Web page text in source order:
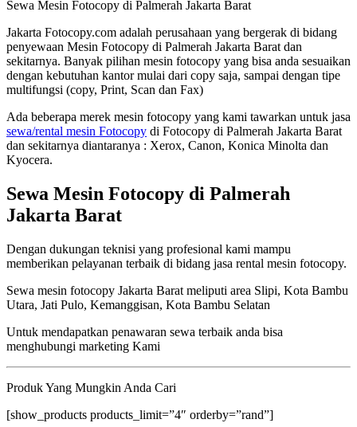
Sewa Mesin Fotocopy di Palmerah Jakarta Barat
Jakarta Fotocopy.com adalah perusahaan yang bergerak di bidang
penyewaan Mesin Fotocopy di Palmerah Jakarta Barat dan
sekitarnya. Banyak pilihan mesin fotocopy yang bisa anda sesuaikan
dengan kebutuhan kantor mulai dari copy saja, sampai dengan tipe
multifungsi (copy, Print, Scan dan Fax)
Ada beberapa merek mesin fotocopy yang kami tawarkan untuk jasa
sewa/rental mesin Fotocopy di Fotocopy di Palmerah Jakarta Barat
dan sekitarnya diantaranya : Xerox, Canon, Konica Minolta dan
Kyocera.
Sewa Mesin Fotocopy di Palmerah
Jakarta Barat
Dengan dukungan teknisi yang profesional kami mampu
memberikan pelayanan terbaik di bidang jasa rental mesin fotocopy.
Sewa mesin fotocopy Jakarta Barat meliputi area Slipi, Kota Bambu
Utara, Jati Pulo, Kemanggisan, Kota Bambu Selatan
Untuk mendapatkan penawaran sewa terbaik anda bisa
menghubungi marketing Kami
Produk Yang Mungkin Anda Cari
[show_products products_limit=”4″ orderby=”rand”]